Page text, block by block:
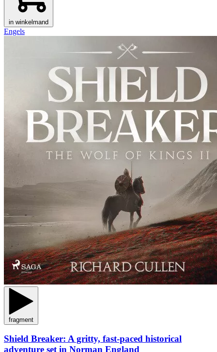
in winkelmand
Engels
fragment
Shield Breaker: A gritty, fast-paced historical
adventure set in Norman England